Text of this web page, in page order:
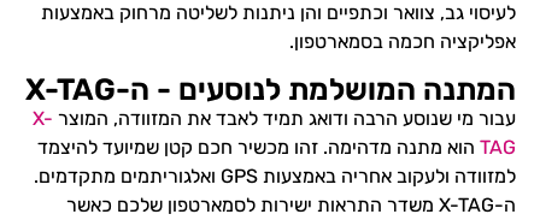
לעיסוי גב, צוואר וכתפיים והן ניתנות לשליטה מרחוק באמצעות
אפליקציה חכמה בסמארטפון.
המתנה המושלמת לנוסעים - ה-X-TAG
עבור מי שנוסע הרבה ודואג תמיד לאבד את המזוודה, המוצר X-
TAG הוא מתנה מדהימה. זהו מכשיר חכם קטן שמיועד להיצמד
למזוודה ולעקוב אחריה באמצעות GPS ואלגוריתמים מתקדמים.
ה-X-TAG משדר התראות ישירות לסמארטפון שלכם כאשר